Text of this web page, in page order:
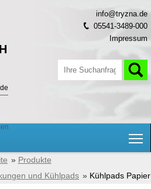
info@tryzna.de
05541-3489-000
Impressum
Produkte
und Kühlpads
Kühlpads Papier